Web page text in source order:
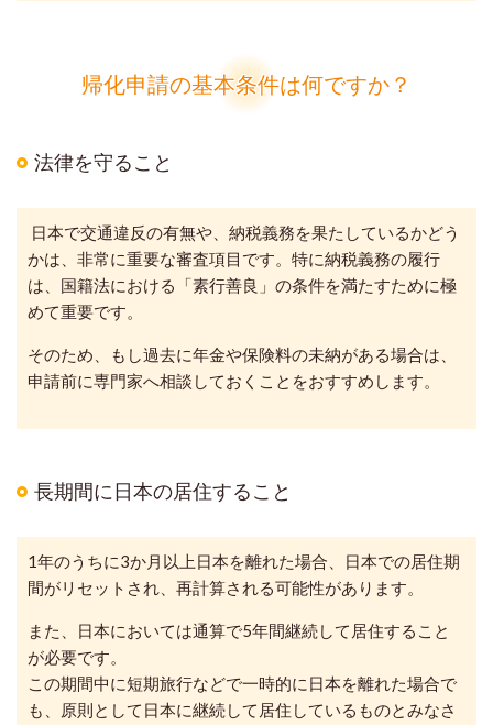
帰化申請の基本条件は何ですか？
法律を守ること
日本で交通違反の有無や、納税義務を果たしているかどう
かは、非常に重要な審査項目です。 特に納税義務の履行
は、国籍法における「素行善良」の条件を満たすために極
めて重要です。
そのため、もし過去に年金や保険料の未納がある場合は、
申請前に専門家へ相談しておくことをおすすめします。
長期間に日本の居住すること
1年のうちに3か月以上日本を離れた場合、日本での居住期
間がリセットされ、再計算される可能性があります。
また、日本においては通算で5年間継続して居住すること
が必要です。
この期間中に短期旅行などで一時的に日本を離れた場合で
も、原則として日本に継続して居住しているものとみなさ